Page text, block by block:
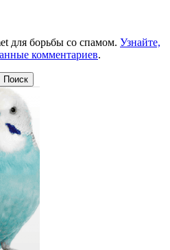
для борьбы со спамом. Узнайте,
комментариев.